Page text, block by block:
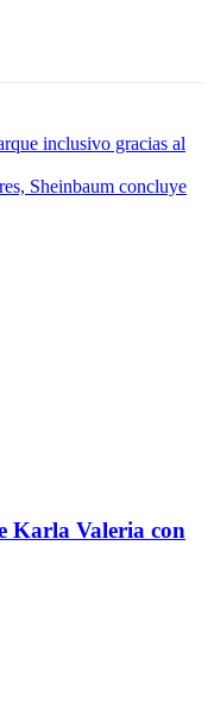
inclusivo gracias al
Sheinbaum concluye
Karla Valeria con